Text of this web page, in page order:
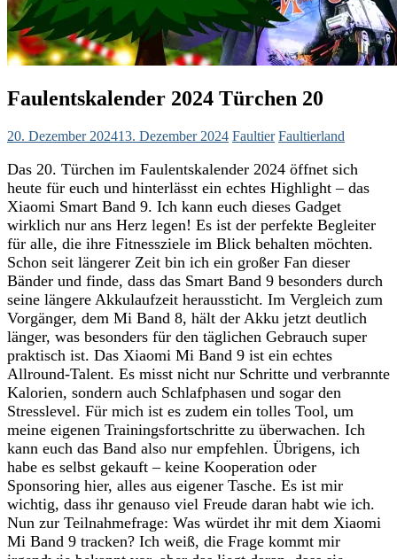
Faulentskalender 2024 Türchen 20
20. Dezember 202413. Dezember 2024 Faultier Faultierland
Das 20. Türchen im Faulentskalender 2024 öffnet sich
heute für euch und hinterlässt ein echtes Highlight – das
Xiaomi Smart Band 9. Ich kann euch dieses Gadget
wirklich nur ans Herz legen! Es ist der perfekte Begleiter
für alle, die ihre Fitnessziele im Blick behalten möchten.
Schon seit längerer Zeit bin ich ein großer Fan dieser
Bänder und finde, dass das Smart Band 9 besonders durch
seine längere Akkulaufzeit heraussticht. Im Vergleich zum
Vorgänger, dem Mi Band 8, hält der Akku jetzt deutlich
länger, was besonders für den täglichen Gebrauch super
praktisch ist. Das Xiaomi Mi Band 9 ist ein echtes
Allround-Talent. Es misst nicht nur Schritte und verbrannte
Kalorien, sondern auch Schlafphasen und sogar den
Stresslevel. Für mich ist es zudem ein tolles Tool, um
meine eigenen Trainingsfortschritte zu überwachen. Ich
kann euch das Band also nur empfehlen. Übrigens, ich
habe es selbst gekauft – keine Kooperation oder
Sponsoring hier, alles aus eigener Tasche. Es ist mir
wichtig, dass ihr genauso viel Freude daran habt wie ich.
Nun zur Teilnahmefrage: Was würdet ihr mit dem Xiaomi
Mi Band 9 tracken? Ich weiß, die Frage kommt mir